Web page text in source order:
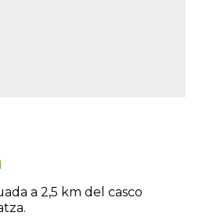
a 2,5 km del casco